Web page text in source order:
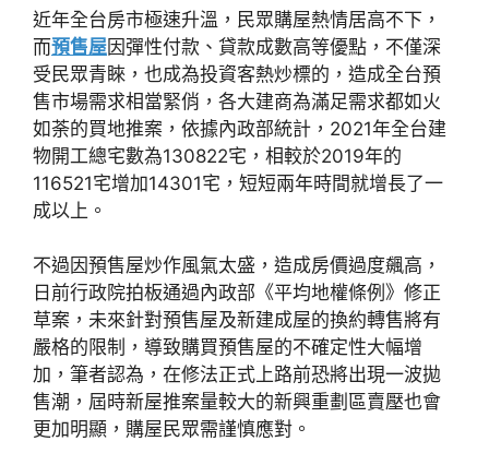
近年全台房市極速升溫，民眾購屋熱情居高不下，
而預售屋因彈性付款、貸款成數高等優點，不僅深
受民眾青睞，也成為投資客熱炒標的，造成全台預
售市場需求相當緊俏，各大建商為滿足需求都如火
如荼的買地推案，依據內政部統計，2021年全台建
物開工總宅數為130822宅，相較於2019年的
116521宅增加14301宅，短短兩年時間就增長了一
成以上。
不過因預售屋炒作風氣太盛，造成房價過度飆高，
日前行政院拍板通過內政部《平均地權條例》修正
草案，未來針對預售屋及新建成屋的換約轉售將有
嚴格的限制，導致購買預售屋的不確定性大幅增
加，筆者認為，在修法正式上路前恐將出現一波拋
售潮，屆時新屋推案量較大的新興重劃區賣壓也會
更加明顯，購屋民眾需謹慎應對。